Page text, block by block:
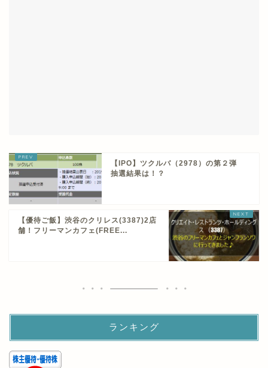
【IPO】ツクルバ（2978）の第２弾
抽選結果は！？
【優待ご飯】渋谷のクリレス(3387)2店
舗！フリーマンカフェ(FREE...
ランキング